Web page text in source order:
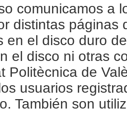
comunicamos a
distintas páginas
en el disco duro
el disco ni otras
Politècnica de
usuarios
También son